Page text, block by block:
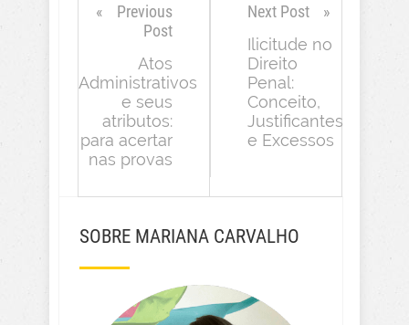
Previous
Post
Atos
Administrativos
e seus
atributos:
para acertar
nas provas
Next Post
Ilicitude no
Direito
Penal:
Conceito,
Justificantes
e Excessos
SOBRE MARIANA CARVALHO